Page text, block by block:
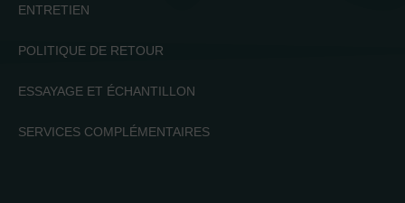
ENTRETIEN
POLITIQUE DE RETOUR
ESSAYAGE ET ÉCHANTILLON
SERVICES COMPLÉMENTAIRES